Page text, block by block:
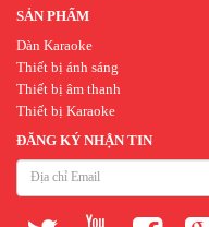
SẢN PHẨM
Dàn Karaoke
Thiết bị ánh sáng
Thiết bị âm thanh
Thiết bị Karaoke
ĐĂNG KÝ NHẬN TIN